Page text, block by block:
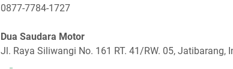
0877-7784-1727
Dua Saudara Motor
Jl. Raya Siliwangi No. 161 RT. 41/RW. 05, Jatibarang,